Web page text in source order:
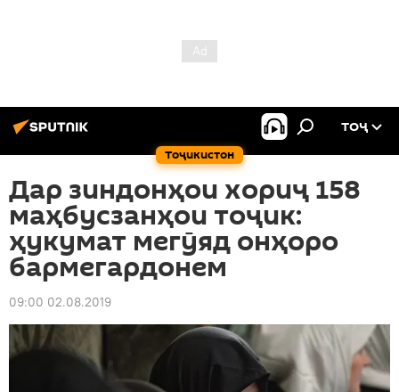
Тоҷикистон
ТОҶ
Дар зиндонҳои хориҷ 158
маҳбусзанҳои тоҷик:
ҳукумат мегӯяд онҳоро
бармегардонем
09:00 02.08.2019